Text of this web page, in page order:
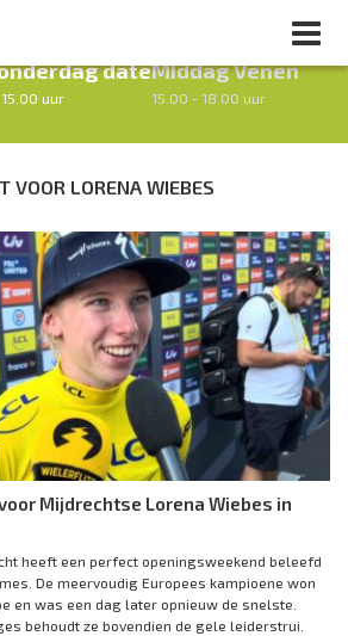
LIVE:
date
uur
Middag Venen
15.00 - 18.00 uur
Volgend uur
VOOR LORENA WIEBES
Mijdrechtse Lorena Wiebes in
heeft een perfect openingsweekend beleefd
De meervoudig Europees kampioene won
en was een dag later opnieuw de snelste.
behoudt ze bovendien de gele leiderstrui.